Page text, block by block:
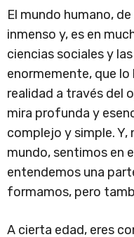
El mundo humano,
inmenso y, es en
ciencias sociales y
enormemente, que lo
realidad a través del
mira profunda y
complejo y simple. Y,
mundo, sentimos en
entendemos una
formamos, pero
A cierta edad, eres